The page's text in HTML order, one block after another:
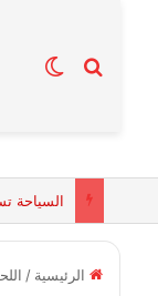
بحث عن
الرئيسية /